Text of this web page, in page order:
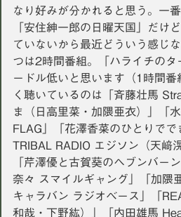
なり好みが分かれると思う。一
「安住紳一郎の日曜天国」だけ
ていないから最近どういう感じ
つは2時間番組。「ハライチのタ
ードル低いと思います（1時間番
く聴いているのは「斉藤壮馬
ま（日高里菜・加隈亜衣）」「
FLAG」「花澤香菜のひとりでで
TRIBAL RADIO エジソン（天﨑
「芹澤優と古賀葵のヘブンバー
奈々 スマイルギャング」「加隈
キャラバン ラジオベース」「
和哉・下野紘）」「内田雄馬